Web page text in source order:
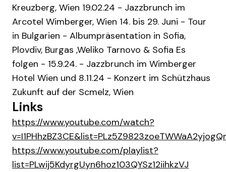
Kreuzberg, Wien 19.02.24 - Jazzbrunch im
Arcotel Wimberger, Wien 14. bis 29. Juni - Tour
in Bulgarien - Albumpräsentation in Sofia,
Plovdiv, Burgas ,Weliko Tarnovo & Sofia Es
folgen - 15.9.24. - Jazzbrunch im Wimberger
Hotel Wien und 8.11.24 - Konzert im Schützhaus
Zukunft auf der Scmelz, Wien
Links
https://www.youtube.com/watch?
https://www.youtube.com/playlist?
list=PLwij5KdyrgUyn6hoz103QYSz12iihkzVJ